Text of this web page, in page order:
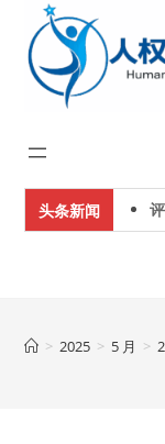
content
头条新闻
> 2025 > 5 月 >